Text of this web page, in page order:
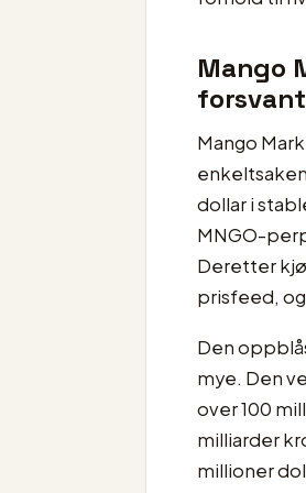
Mango
forsvant
Mango
dollar i
MNGO-
Deretter
prisfeed,
Den
mye. Den
over 100
milliarder
millioner